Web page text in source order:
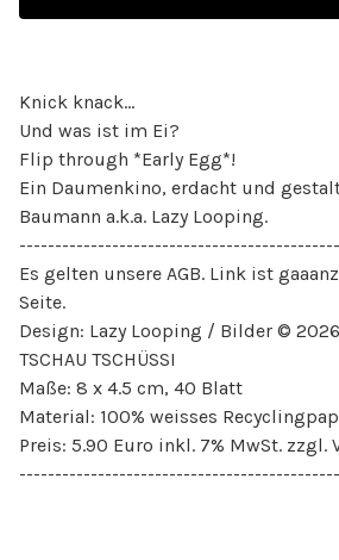
Knick knack...
Und was ist im Ei?
Flip through *Early Egg*!
Ein Daumenkino, erdacht und
Baumann a.k.a. Lazy Looping.
Es gelten unsere AGB. Link ist
Seite.
Design: Lazy Looping / Bilder ©
TSCHAU TSCHÜSSI
Maße: 8 x 4.5 cm, 40 Blatt
Material: 100% weisses
Preis: 5.90 Euro inkl. 7% MwSt. zzgl.